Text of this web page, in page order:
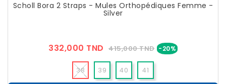
Scholl Bora 2 Straps - Mules Orthopédiques Femme -
Silver
332,000 TND Prix
Public
415,000 TND -20%Prix
38 39 40 41